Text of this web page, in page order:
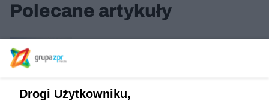
Polecane artykuły
Centrum Kulturalno-Biblioteczne Fama we
Stara Wyłuszczarnia w Czarnej Białostockiej
Drogi Użytkowniku,